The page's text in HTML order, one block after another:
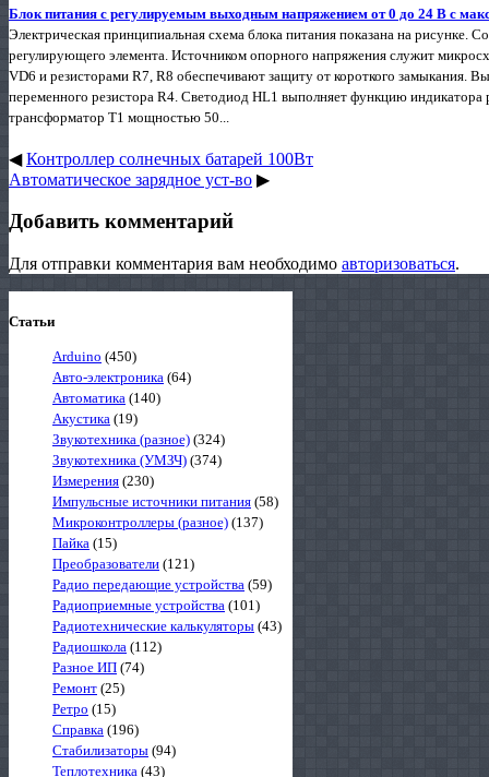
Блок питания с регулируемым выходным напряжением от 0 до 24 В с
Электрическая принципиальная схема блока питания показана на рисунке.
регулирующего элемента. Источником опорного напряжения служит
VD6 и резисторами R7, R8 обеспечивают защиту от короткого замыкания.
переменного резистора R4. Светодиод HL1 выполняет функцию
трансформатор T1 мощностью 50...
◀Контроллер солнечных батарей 100Вт
Автоматическое зарядное уст-во ▶
Добавить комментарий
Для отправки комментария вам необходимо авторизоваться.
Статьи
Arduino (450)
Авто-электроника (64)
Автоматика (140)
Акустика (19)
Звукотехника (разное) (324)
Звукотехника (УМЗЧ) (374)
Измерения (230)
Импульсные источники питания (58)
Микроконтроллеры (разное) (137)
Пайка (15)
Преобразователи (121)
Радио передающие устройства (59)
Радиоприемные устройства (101)
Радиотехнические калькуляторы (43)
Радиошкола (112)
Разное ИП (74)
Ремонт (25)
Ретро (15)
Справка (196)
Стабилизаторы (94)
Теплотехника (43)